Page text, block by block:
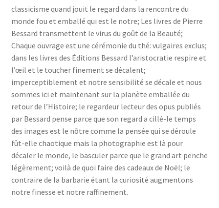
classicisme quand jouit le regard dans la rencontre du
monde fou et emballé qui est le notre; Les livres de Pierre
Bessard transmettent le virus du goût de la Beauté;
Chaque ouvrage est une cérémonie du thé: vulgaires exclus;
dans les livres des Éditions Bessard l’aristocratie respire et
l’œil et le toucher finement se décalent;
imperceptiblement et notre sensibilité se décale et nous
sommes ici et maintenant sur la planète emballée du
retour de l’Histoire; le regardeur lecteur des opus publiés
par Bessard pense parce que son regard a cillé-le temps
des images est le nôtre comme la pensée qui se déroule
fût-elle chaotique mais la photographie est là pour
décaler le monde, le basculer parce que le grand art penche
légèrement; voilà de quoi faire des cadeaux de Noël; le
contraire de la barbarie étant la curiosité augmentons
notre finesse et notre raffinement.